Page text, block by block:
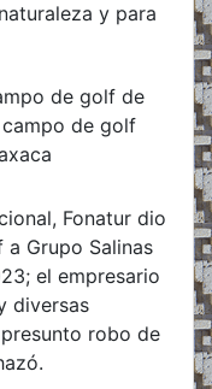
y para
Fonatur dio
Grupo Salinas
el empresario
diversas
robo de